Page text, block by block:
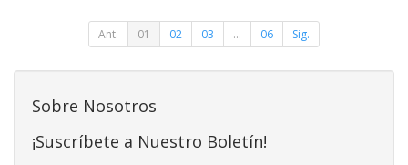
Ant. 01 02 03 ... 06 Sig.
Sobre Nosotros
¡Suscríbete a Nuestro Boletín!